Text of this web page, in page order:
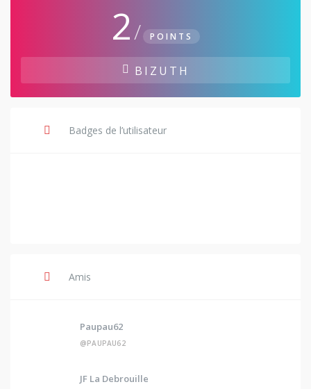
2/ POINTS
BIZUTH
Badges de l’utilisateur
Amis
Paupau62
@PAUPAU62
JF La Debrouille